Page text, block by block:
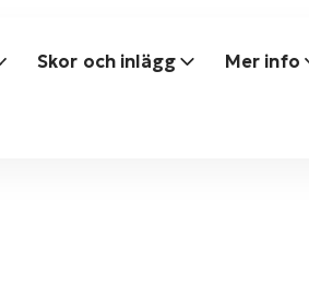
Skor och inlägg Mer info